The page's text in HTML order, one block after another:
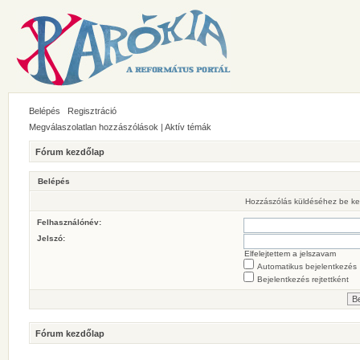
Belépés Regisztráció
Megválaszolatlan hozzászólások | Aktív témák
Fórum kezdőlap
Belépés
Hozzászólás küldéséhez be
Felhasználónév:
Jelszó:
Elfelejtettem a jelszavam
Automatikus bejelentkezés
Bejelentkezés rejtettként
Fórum kezdőlap